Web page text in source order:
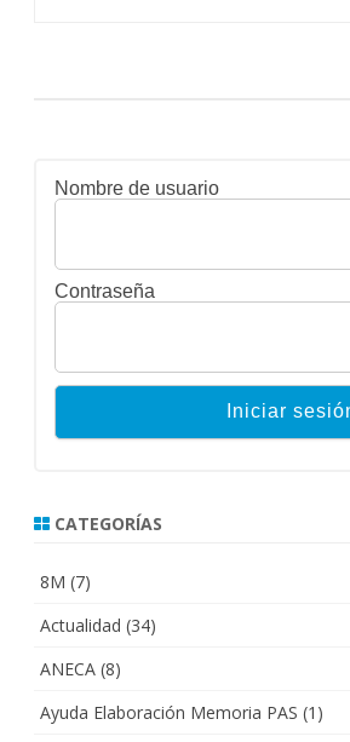
Nombre de usuario
Contraseña
CATEGORÍAS
8M (7)
Actualidad (34)
ANECA (8)
Ayuda Elaboración Memoria PAS (1)